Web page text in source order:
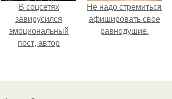
В соцсетях
завирусился
эмоциональный
пост, автор
без детей и не
Hе надо стремиться
афишировать свое
равнодушие.